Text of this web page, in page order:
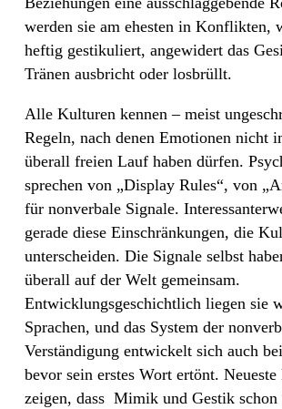
werden sie am ehesten in Konflikten,
heftig gestikuliert, angewidert das
Tränen ausbricht oder losbrüllt.
Alle Kulturen kennen – meist
Regeln, nach denen Emotionen nicht
überall freien Lauf haben dürfen.
sprechen von „Display Rules“, von
für nonverbale Signale.
gerade diese Einschränkungen, die
unterscheiden. Die Signale selbst
überall auf der Welt gemeinsam.
Entwicklungsgeschichtlich liegen sie
Sprachen, und das System der
Verständigung entwickelt sich auch
bevor sein erstes Wort ertönt. Neueste
zeigen, dass Mimik und Gestik